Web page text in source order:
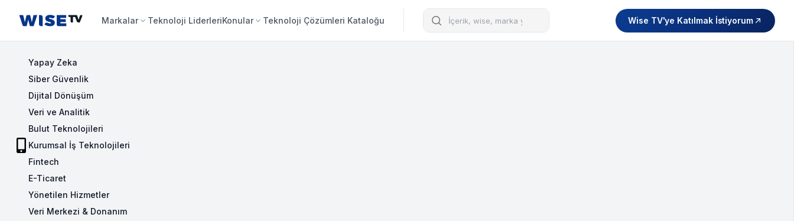
Wise TV Markalar Teknoloji LiderleriKonular Teknoloji Çözümleri Kataloğu Arama Wise TV'ye Katılmak İstiyorum
Yapay Zeka
Siber Güvenlik
Dijital Dönüşüm
Veri ve Analitik
Bulut Teknolojileri
Kurumsal İş Teknolojileri
Fintech
E-Ticaret
Yönetilen Hizmetler
Veri Merkezi & Donanım